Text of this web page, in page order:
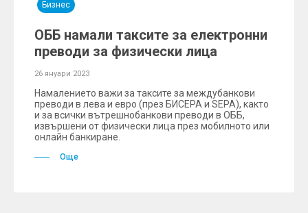
Бизнес
ОББ намали таксите за електронни
преводи за физически лица
26 януари 2023
Намалението важи за таксите за междубанкови
преводи в лева и евро (през БИСЕРА и SEPA), както
и за всички вътрешнобанкови преводи в ОББ,
извършени от физически лица през мобилното или
онлайн банкиране.
Още